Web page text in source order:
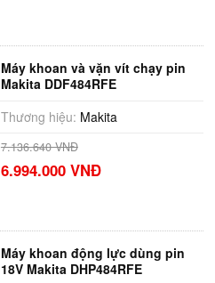
Máy khoan và vặn vít chạy pin
Makita DDF484RFE
Thương hiệu: Makita
7.136.640 VNĐ
6.994.000 VNĐ
Máy khoan động lực dùng pin
18V Makita DHP484RFE